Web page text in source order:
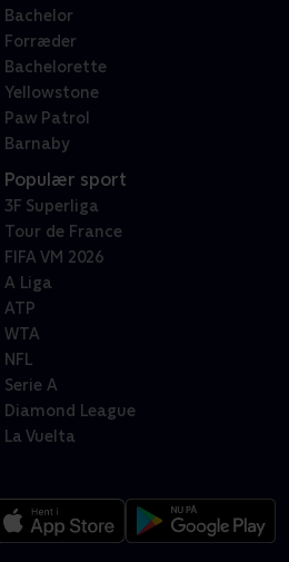
Bachelor
Forræder
Bachelorette
Yellowstone
Paw Patrol
Barnaby
Populær sport
3F Superliga
Tour de France
FIFA VM 2026
A Liga
ATP
WTA
NFL
Serie A
Diamond League
La Vuelta